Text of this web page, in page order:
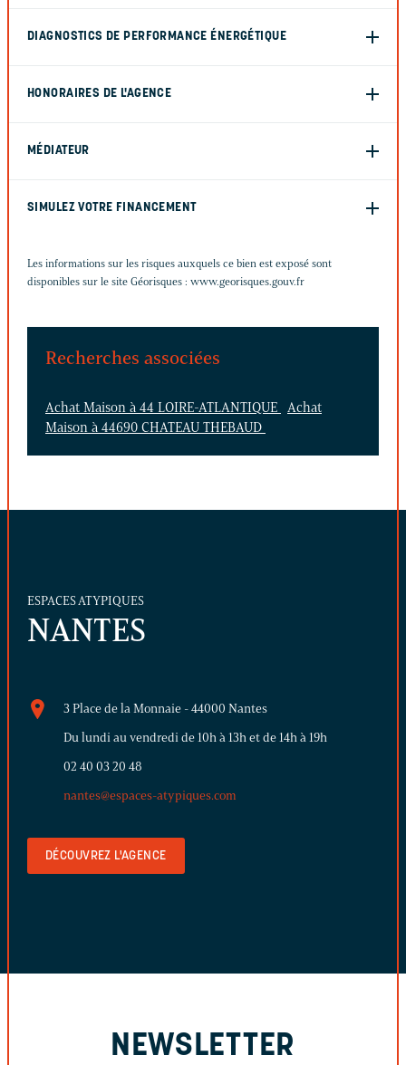
DIAGNOSTICS DE PERFORMANCE ÉNERGÉTIQUE
HONORAIRES DE L'AGENCE
MÉDIATEUR
SIMULEZ VOTRE FINANCEMENT
Les informations sur les risques auxquels ce bien est exposé sont
disponibles sur le site Géorisques : www.georisques.gouv.fr
Recherches associées
Achat Maison à 44 LOIRE-ATLANTIQUE
Achat
Maison à 44690 CHATEAU THEBAUD
ESPACES ATYPIQUES
NANTES
3 Place de la Monnaie - 44000 Nantes
Du lundi au vendredi de 10h à 13h et de 14h à 19h
02 40 03 20 48
nantes@espaces-atypiques.com
DÉCOUVREZ L'AGENCE
NEWSLETTER